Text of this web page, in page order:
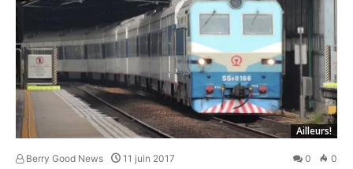
Ailleurs!
Berry Good News 11 juin 2017 0 0